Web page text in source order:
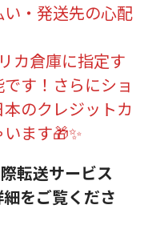
・発送先の心配
カ倉庫に指定す
す！さらにショ
のクレジットカ
ます🎁✨
転送サービス
をご覧くださ